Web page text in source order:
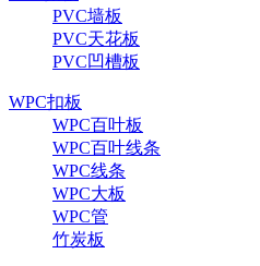
PVC墙板
PVC天花板
PVC凹槽板
WPC扣板
WPC百叶板
WPC百叶线条
WPC线条
WPC大板
WPC管
竹炭板